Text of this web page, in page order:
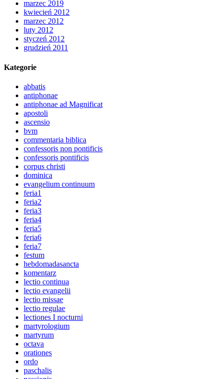
marzec 2019
kwiecień 2012
marzec 2012
luty 2012
styczeń 2012
grudzień 2011
Kategorie
abbatis
antiphonae
antiphonae ad Magnificat
apostoli
ascensio
bvm
commentaria biblica
confessoris non pontificis
confessoris pontificis
corpus christi
dominica
evangelium continuum
feria1
feria2
feria3
feria4
feria5
feria6
feria7
festum
hebdomadasancta
komentarz
lectio continua
lectio evangelii
lectio missae
lectio regulae
lectiones I nocturni
martyrologium
martyrum
octava
orationes
ordo
paschalis